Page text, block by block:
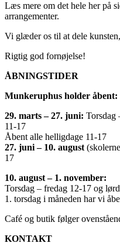
Læs mere om det hele her på
arrangementer.
Vi glæder os til at dele
Rigtig god fornøjelse!
ÅBNINGSTIDER
Munkeruphus holder åbent:
29. marts – 27. juni: Torsdag
11-17
Åbent alle helligdage 11-17
27. juni – 10. august
17
10. august – 1. november:
Torsdag – fredag 12-17 og
1. torsdag i måneden har vi
Café og butik følger
KONTAKT